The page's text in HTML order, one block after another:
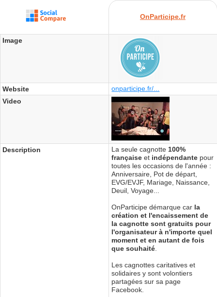
OnParticipe.fr
Image
Website
onparticipe.fr/...
Video
Description La seule cagnotte 100%
française et indépendante pour
toutes les occasions de l'année :
Anniversaire, Pot de départ,
EVG/EVJF, Mariage, Naissance,
Deuil, Voyage...
OnParticipe démarque car la
création et l'encaissement de
la cagnotte sont gratuits pour
l'organisateur à n'importe quel
moment et en autant de fois
que souhaité
Les cagnottes caritatives et
solidaires y sont volontiers
partagées sur sa page
Facebook.